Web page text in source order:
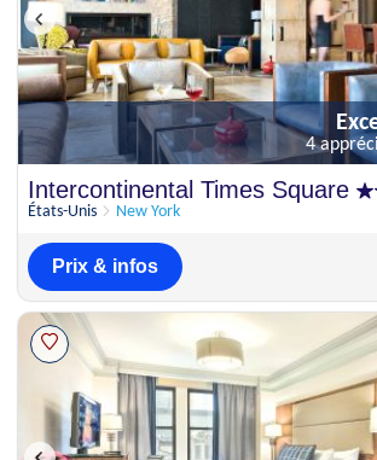
Intercontinental Times Square
États-Unis New York
4
Prix & infos